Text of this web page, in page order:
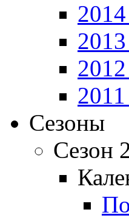
Сезоны
Сезон